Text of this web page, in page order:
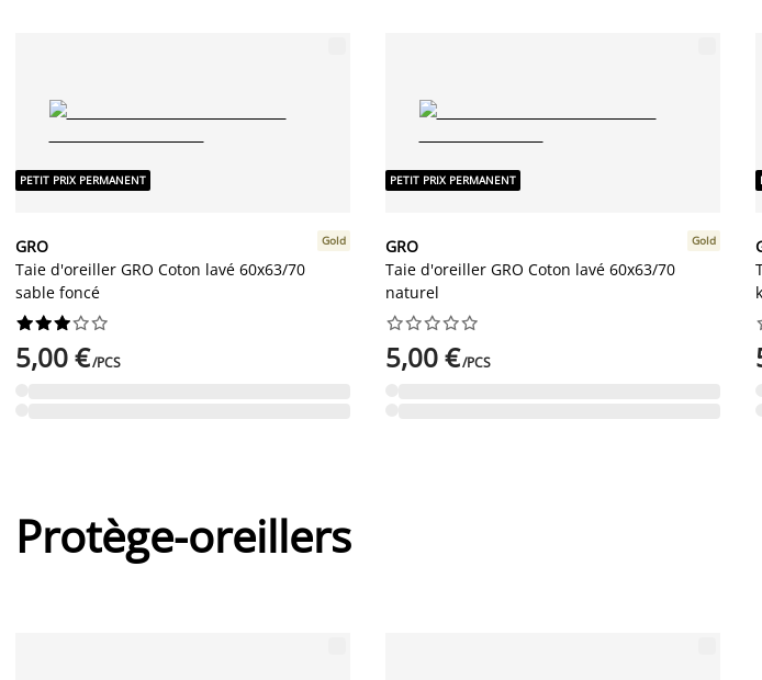
PETIT PRIX PERMANENT
GRO
Taie d'oreiller GRO Coton lavé 60x63/70
sable foncé
Gold






5,00 €/PCS
PETIT PRIX PERMANENT
GRO
Taie d'oreiller GRO Coton lavé 60x63/70
naturel
Gold






5,00 €/PCS
Protège-oreillers